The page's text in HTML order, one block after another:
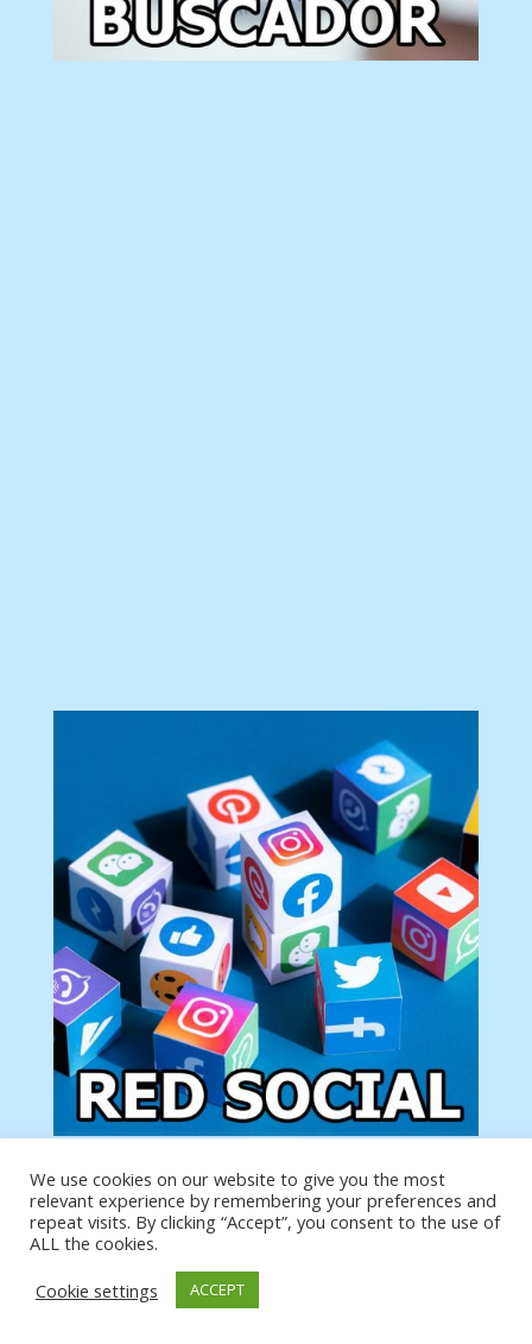
Tu anuncio va aquí
Podemos poner tu anuncio aquí con un link de tu
producto o página
We use cookies on our website to give you the most
relevant experience by remembering your preferences and
repeat visits. By clicking “Accept”, you consent to the use of
ALL the cookies.
Cookie settings
ACCEPT
https://analytics.google.com/analytics/web/?